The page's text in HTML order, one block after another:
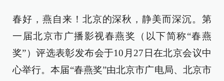
春好，燕自来！北京的深秋，静美而深沉。第
一届北京市广播影视春燕奖（以下简称“春燕
奖”）评选表彰发布会于10月27日在北京会议中
心举行。本届“春燕奖”由北京市广电局、北京市